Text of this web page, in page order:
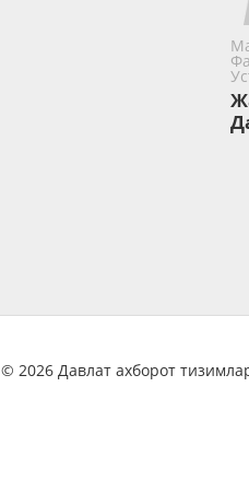
© 2026 Давлат ахборот